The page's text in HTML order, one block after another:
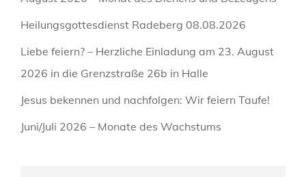
Heilungsgottesdienst Radeberg 08.08.2026
Liebe feiern? – Herzliche Einladung am 23. August
2026 in die Grenzstraße 26b in Halle
Jesus bekennen und nachfolgen: Wir feiern Taufe!
Juni/Juli 2026 – Monate des Wachstums